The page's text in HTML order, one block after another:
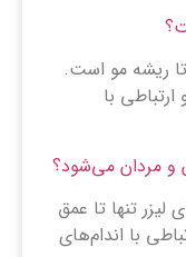
تا ریشه مو است.
با
و مردان می‌شود؟
تنها تا عمق
با اندام‌های